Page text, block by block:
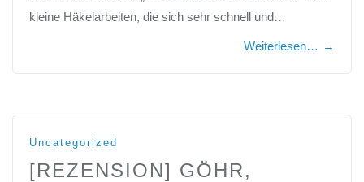
kleine Häkelarbeiten, die sich sehr schnell und…
Weiterlesen… →
Uncategorized
[REZENSION] GÖHR,